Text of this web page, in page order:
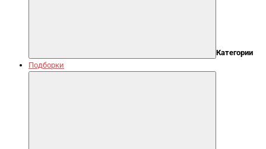
Категории
Подборки